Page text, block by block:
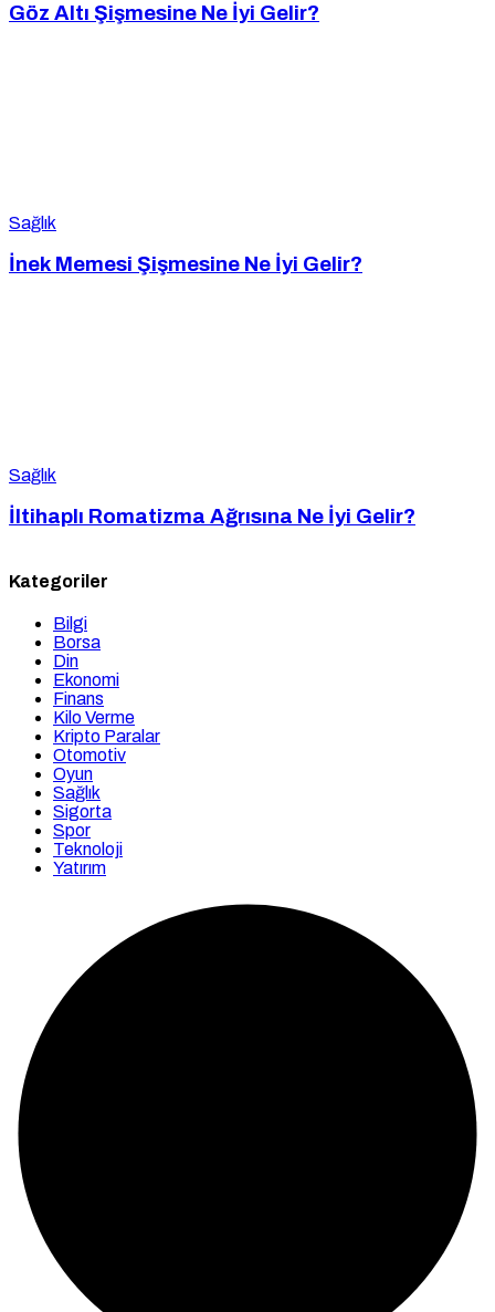
Göz Altı Şişmesine Ne İyi Gelir?
Sağlık
İnek Memesi Şişmesine Ne İyi Gelir?
Sağlık
İltihaplı Romatizma Ağrısına Ne İyi Gelir?
Kategoriler
Bilgi
Borsa
Din
Ekonomi
Finans
Kilo Verme
Kripto Paralar
Otomotiv
Oyun
Sağlık
Sigorta
Spor
Teknoloji
Yatırım